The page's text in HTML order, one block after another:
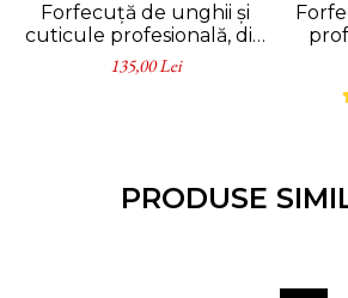
Forfecuță de unghii și
cuticule profesională, din
oțel inoxidabil, Erbe
Solingen
135,00 Lei
PRODUSE